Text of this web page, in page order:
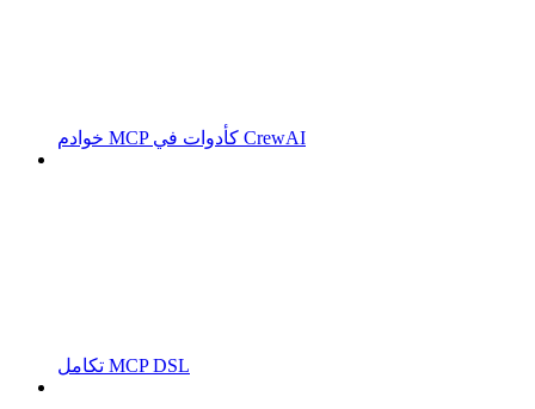
خوادم MCP كأدوات في CrewAI
تكامل MCP DSL